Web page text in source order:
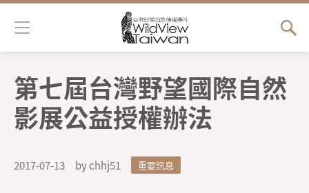
Jump to Navigation
Jump to Main content
您在這裡
第七屆台灣野望國際自然
影展公益授權辦法
2017-07-13 by chhj51 重要訊息